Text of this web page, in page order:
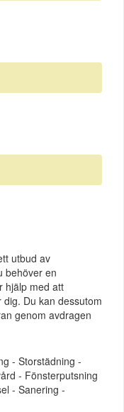
utbud av
behöver en
hjälp med att
Du kan dessutom
genom avdragen
- Storstädning -
- Fönsterputsning
- Sanering -